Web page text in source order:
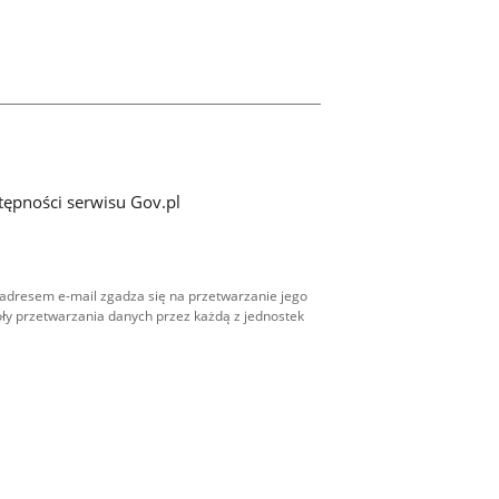
serwisu Gov.pl
e-mail zgadza się na przetwarzanie jego
przetwarzania danych przez każdą z jednostek